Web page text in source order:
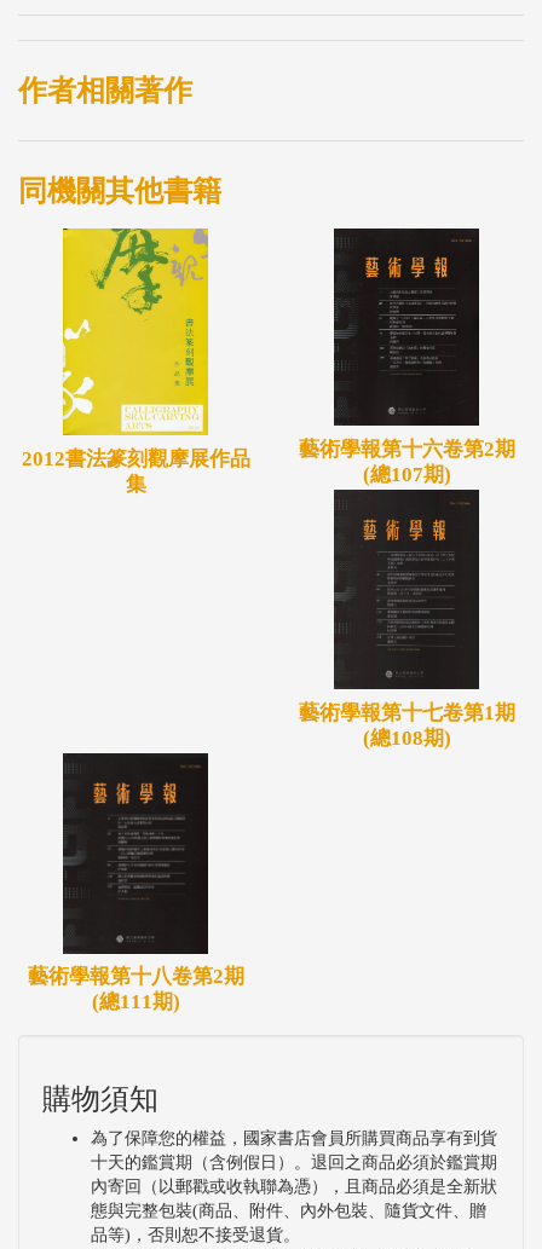
作者相關著作
同機關其他書籍
2012書法篆刻觀摩展作品
集
藝術學報第十六卷第2期
(總107期)
藝術學報第十七卷第1期
(總108期)
藝術學報第十八卷第2期
(總111期)
購物須知
為了保障您的權益，國家書店會員所購買商品享有到貨
十天的鑑賞期（含例假日）。退回之商品必須於鑑賞期
內寄回（以郵戳或收執聯為憑），且商品必須是全新狀
態與完整包裝(商品、附件、內外包裝、隨貨文件、贈
品等)，否則恕不接受退貨。